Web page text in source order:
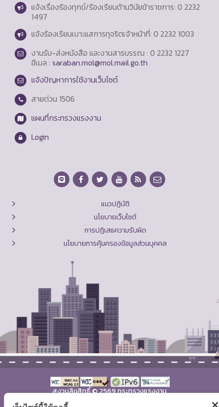
แจ้งเรื่องร้องทุกข์/ร้องเรียนด้านวินัยข้าราชการ: 0 2232
1497
แจ้งร้องเรียนเบาะแสการทุจริตเจ้าหน้าที่: 0 2232 1003
งานรับ-ส่งหนังสือ และงานสารบรรณ : 0 2232 1227
อีเมล : saraban.mol@mol.mail.go.th
แจ้งปัญหาการใช้งานเว็บไซต์
สายด่วน 1506
แผนที่กระทรวงแรงงาน
Login
แนวปฏิบัติ
นโยบายเว็บไซต์
การปฏิเสธความรับผิด
นโยบายการคุ้มครองข้อมูลส่วนบุคคล
สงวนลิขสิทธิ์ © 2569 กระทรวงแรงงาน
แผนผังเว็บไซต์